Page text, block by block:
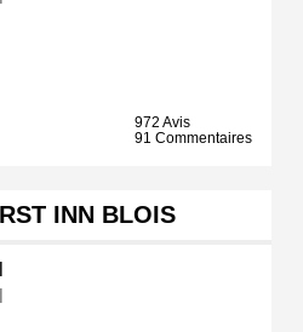
972 Avis
91 Commentaires
INN BLOIS